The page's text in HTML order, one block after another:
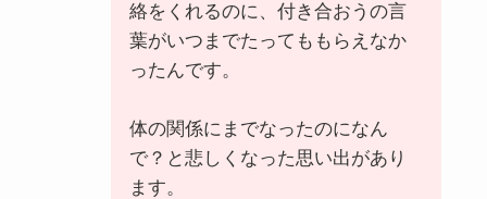
絡をくれるのに、付き合おうの言
葉がいつまでたってももらえなか
ったんです。
体の関係にまでなったのになん
で？と悲しくなった思い出があり
ます。